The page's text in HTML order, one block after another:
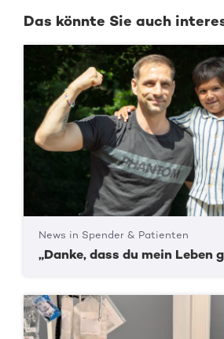
Das könnte Sie auch
News in Spender & Patienten
„Danke, dass du mein Leben